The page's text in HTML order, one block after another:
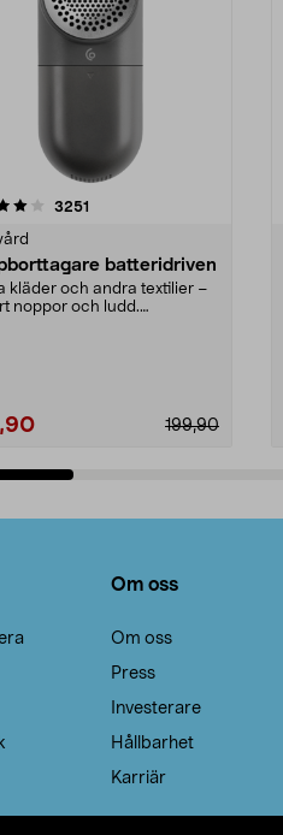
3251
batteridriven
kläder och andra textilier –
noppor och ludd.
199,90
4.5av 5 stjärnor
Om oss
Om oss
Press
Investerare
Hållbarhet
Karriär